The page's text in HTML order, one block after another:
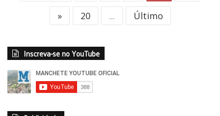
»
20 ... Último
Inscreva-se no YouTube